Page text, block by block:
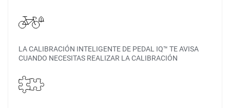
LA CALIBRACIÓN INTELIGENTE DE PEDAL IQ™ TE AVISA
CUANDO NECESITAS REALIZAR LA CALIBRACIÓN